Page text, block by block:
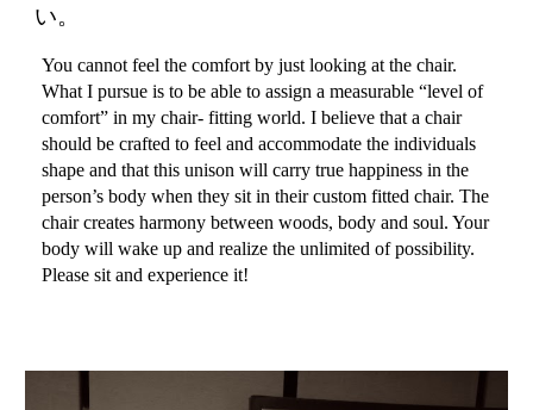
い。
You cannot feel the comfort by just looking at the chair.
What I pursue is to be able to assign a measurable “level of
comfort” in my chair- fitting world. I believe that a chair
should be crafted to feel and accommodate the individuals
shape and that this unison will carry true happiness in the
person’s body when they sit in their custom fitted chair. The
chair creates harmony between woods, body and soul. Your
body will wake up and realize the unlimited of possibility.
Please sit and experience it!